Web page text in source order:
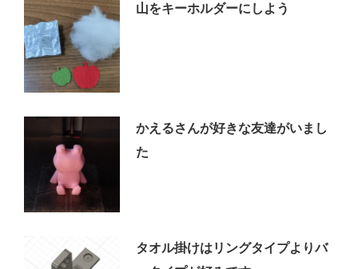
山をキーホルダーにしよう
かえるさんが好きな友達がいまし
た
タオル掛けはリングタイプよりバ